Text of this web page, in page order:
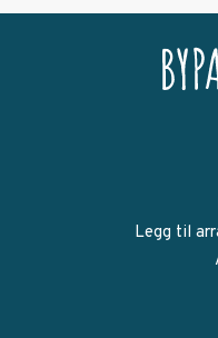
Legg til